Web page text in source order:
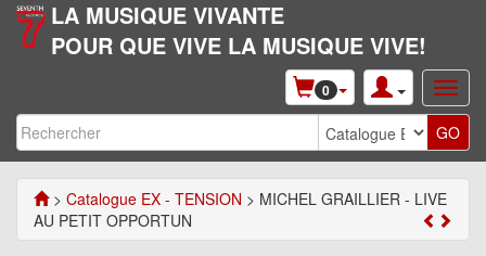
LA MUSIQUE VIVANTE
POUR QUE VIVE LA MUSIQUE VIVE!
0
> Catalogue EX - TENSION > MICHEL GRAILLIER - LIVE
AU PETIT OPPORTUN